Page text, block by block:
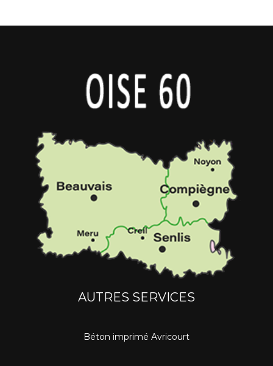
AUTRES SERVICES
Béton imprimé Avricourt